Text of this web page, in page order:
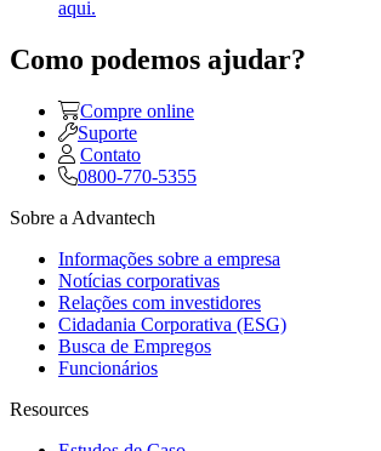
aqui.
Como podemos ajudar?
Compre online
Suporte
Contato
0800-770-5355
Sobre a Advantech
Informações sobre a empresa
Notícias corporativas
Relações com investidores
Cidadania Corporativa (ESG)
Busca de Empregos
Funcionários
Resources